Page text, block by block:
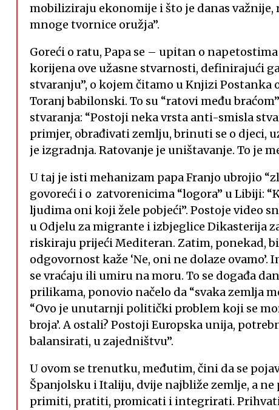
mobiliziraju ekonomije i što je danas
mnoge tvornice oružja”.
Goreći o ratu, Papa se – upitan o
korijena ove užasne stvarnosti, definirajući
stvaranju”, o kojem čitamo u Knjizi
Toranj babilonski. To su “ratovi među
stvaranja: “Postoji neka vrsta anti-smisla
primjer, obrađivati ​​zemlju, brinuti se o djeci,
je izgradnja. Ratovanje je uništavanje. To je
U taj je isti mehanizam papa Franjo ubrojio
govoreći i o zatvorenicima “logora” u Libiji:
ljudima oni koji žele pobjeći”. Postoje video
u Odjelu za migrante i izbjeglice Dikasterija
riskiraju prijeći Mediteran. Zatim, ponekad,
odgovornost kaže ‘Ne, oni ne dolaze
se vraćaju ili umiru na moru. To se događa
prilikama, ponovio načelo da “svaka zemlja
“Ovo je unutarnji politički problem koji se
broja’. A ostali? Postoji Europska unija,
balansirati, u zajedništvu”.
U ovom se trenutku, međutim, čini da se
Španjolsku i Italiju, dvije najbliže zemlje, a
primiti, pratiti, promicati i integrirati.